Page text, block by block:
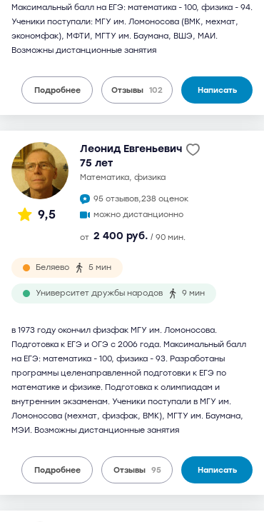
Максимальный балл на ЕГЭ: математика - 100, физика - 94.
Ученики поступали: МГУ им. Ломоносова (ВМК, мехмат,
экономфак), МФТИ, МГТУ им. Баумана, ВШЭ, МАИ.
Возможны дистанционные занятия
Подробнее Отзывы 102 Написать
9,5
Леонид Евгеньевич
75 лет
математика, физика
95 отзывов,238 оценок
можно дистанционно
от 2 400 руб. / 90 мин.
Беляево 5 мин
Университет дружбы народов 9 мин
в 1973 году окончил физфак МГУ им. Ломоносова.
Подготовка к ЕГЭ и ОГЭ с 2006 года. Максимальный балл
на ЕГЭ: математика - 100, физика - 93. Разработаны
программы целенаправленной подготовки к ЕГЭ по
математике и физике. Подготовка к олимпиадам и
внутренним экзаменам. Ученики поступали в МГУ им.
Ломоносова (мехмат, физфак, ВМК), МГТУ им. Баумана,
МЭИ. Возможны дистанционные занятия
Подробнее Отзывы 95 Написать